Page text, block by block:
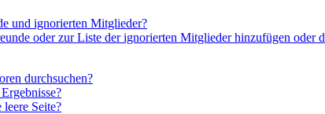
und ignorierten Mitglieder?
oder zur Liste der ignorierten Mitglieder hinzufügen oder
durchsuchen?
Seite?